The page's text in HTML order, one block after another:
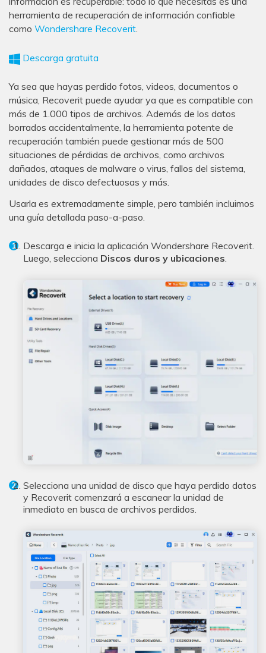
herramienta de recuperación de información confiable
como Wondershare Recoverit.
Descarga gratuita
Ya sea que hayas perdido fotos, videos, documentos o
música, Recoverit puede ayudar ya que es compatible con
más de 1.000 tipos de archivos. Además de los datos
borrados accidentalmente, la herramienta potente de
recuperación también puede gestionar más de 500
situaciones de pérdidas de archivos, como archivos
dañados, ataques de malware o virus, fallos del sistema,
unidades de disco defectuosas y más.
Usarla es extremadamente simple, pero también incluimos
una guía detallada paso-a-paso.
Descarga e inicia la aplicación Wondershare Recoverit.
Luego, selecciona Discos duros y ubicaciones
Selecciona una unidad de disco que haya perdido datos
y Recoverit comenzará a escanear la unidad de
inmediato en busca de archivos perdidos.